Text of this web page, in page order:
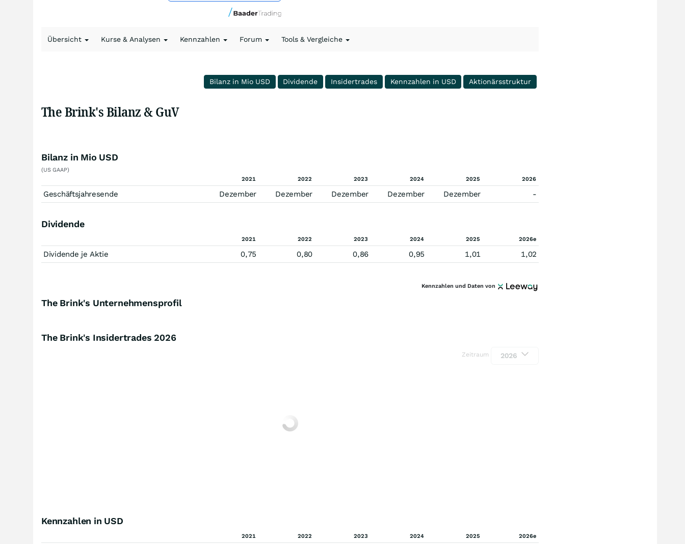
Übersicht Kurse & Analysen Kennzahlen Forum Tools & Vergleiche
Bilanz in Mio USD Dividende Insidertrades Kennzahlen in USD Aktionärsstruktur
The Brink's Bilanz & GuV
Bilanz in Mio USD
(US GAAP)
2021
2022 2023 2024 2025 2026
Geschäftsjahresende Dezember Dezember Dezember Dezember Dezember -
Dividende
2021 2022 2023 2024 2025 2026e
Dividende je Aktie 0,75 0,80 0,86 0,95 1,01 1,02
Kennzahlen und Daten von
The Brink's Unternehmensprofil
The Brink's Insidertrades 2026
Zeitraum 2026
Kennzahlen in USD
2021 2022 2023 2024 2025 2026e